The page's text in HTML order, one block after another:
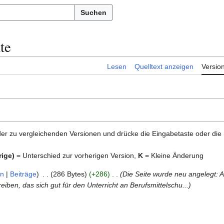
Suchen
Lesen Quelltext anzeigen
zu vergleichenden Versionen und drücke die Eingabetaste oder
= Unterschied zur vorherigen Version, K = Kleine Änderung
Beiträge 286 Bytes +286
Die Seite wurde neu angelegt:
das sich gut für den Unterricht an Berufsmittelschu...